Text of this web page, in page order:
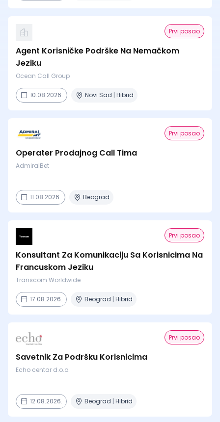
Prvi posao
Agent Korisničke Podrške Na Nemačkom
Jeziku
Ocean Call Group
10.08.2026. Novi Sad | Hibrid
Prvi posao
Operater Prodajnog Call Tima
AdmiralBet
11.08.2026. Beograd
Prvi posao
Konsultant Za Komunikaciju Sa Korisnicima Na
Francuskom Jeziku
Transcom Worldwide
17.08.2026. Beograd | Hibrid
Prvi posao
Savetnik Za Podršku Korisnicima
Echo centar d.o.o.
12.08.2026. Beograd | Hibrid